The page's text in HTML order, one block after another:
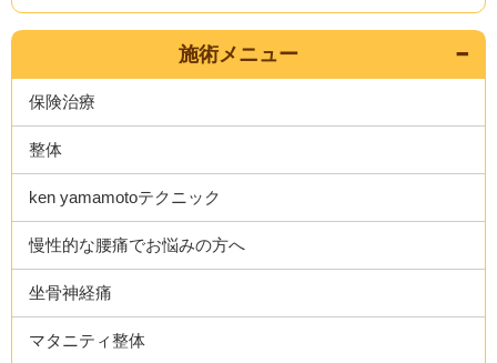
施術メニュー
保険治療
整体
ken yamamotoテクニック
慢性的な腰痛でお悩みの方へ
坐骨神経痛
マタニティ整体